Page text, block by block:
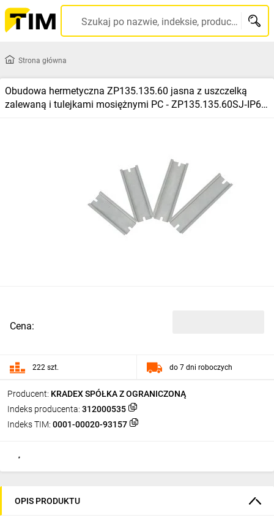
Szukaj po nazwie, indeksie, producencie, kodzie kreskowym...
Strona główna
Obudowa hermetyczna ZP135.135.60 jasna z uszczelką
zalewaną i tulejkami mosiężnymi PC ‑ ZP135.135.60SJ‑IP67
Producent: KRADEX SPÓŁKA Z OGRANICZONĄ
Indeks producenta: 312000535
Indeks TIM: 0001-00020-93157
Cena:
222 szt. do 7 dni roboczych
OPIS PRODUKTU